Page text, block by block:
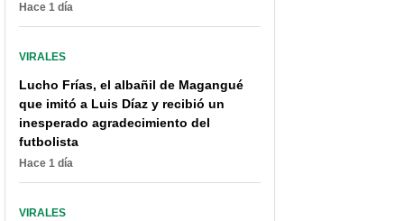
Hace 1 día
VIRALES
Lucho Frías, el albañil de Magangué
que imitó a Luis Díaz y recibió un
inesperado agradecimiento del
futbolista
Hace 1 día
VIRALES